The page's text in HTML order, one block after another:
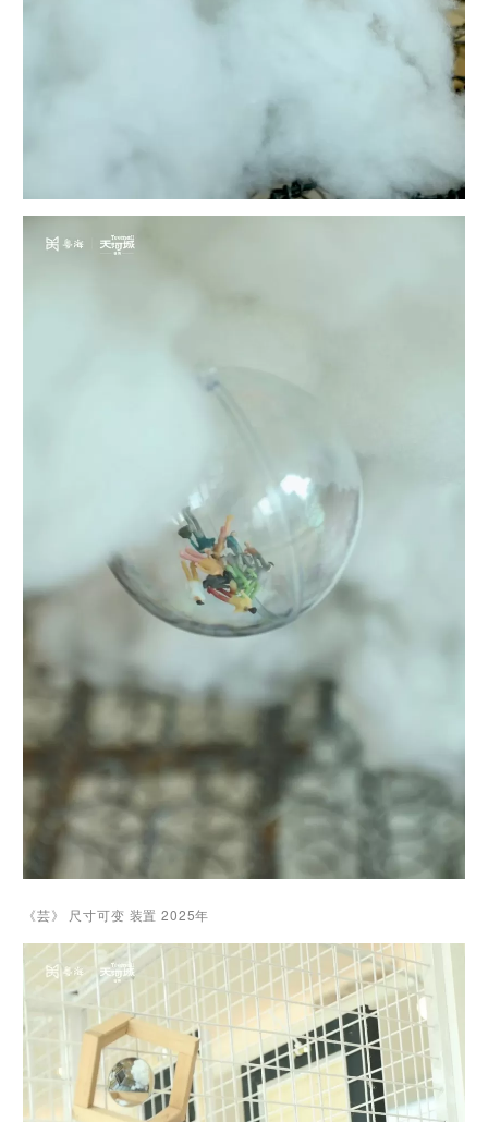
《芸》 尺寸可变 装置 2025年